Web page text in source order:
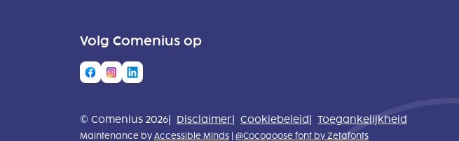
Volg Comenius op
© Comenius 2026 Disclaimer Cookiebeleid Toegankelijkheid
Maintenance by Accessible Minds @Cocogoose font by Zetafonts